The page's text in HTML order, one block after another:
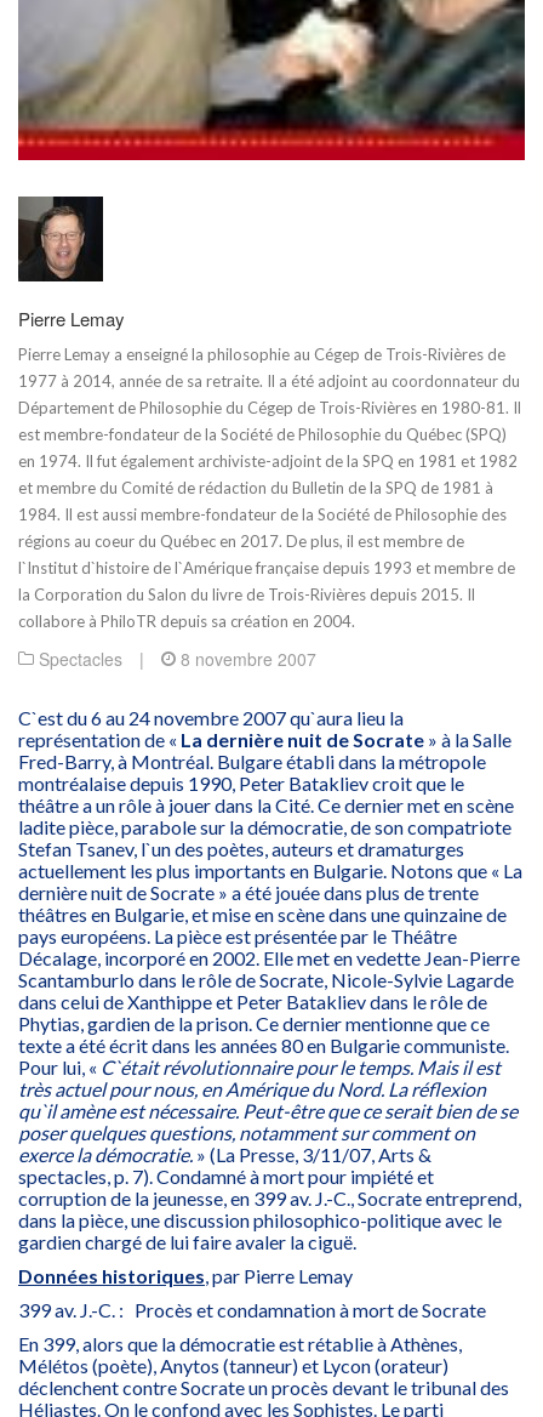
Pierre Lemay
Pierre Lemay a enseigné la philosophie au Cégep de Trois-Rivières de
1977 à 2014, année de sa retraite. Il a été adjoint au coordonnateur du
Département de Philosophie du Cégep de Trois-Rivières en 1980-81. Il
est membre-fondateur de la Société de Philosophie du Québec (SPQ)
en 1974. Il fut également archiviste-adjoint de la SPQ en 1981 et 1982
et membre du Comité de rédaction du Bulletin de la SPQ de 1981 à
1984. Il est aussi membre-fondateur de la Société de Philosophie des
régions au coeur du Québec en 2017. De plus, il est membre de
l`Institut d`histoire de l`Amérique française depuis 1993 et membre de
la Corporation du Salon du livre de Trois-Rivières depuis 2015. Il
collabore à PhiloTR depuis sa création en 2004.
Spectacles | 8 novembre 2007
C`est du 6 au 24 novembre 2007 qu`aura lieu la
représentation de « La dernière nuit de Socrate » à la Salle
Fred-Barry, à Montréal. Bulgare établi dans la métropole
montréalaise depuis 1990, Peter Batakliev croit que le
théâtre a un rôle à jouer dans la Cité. Ce dernier met en scène
ladite pièce, parabole sur la démocratie, de son compatriote
Stefan Tsanev, l`un des poètes, auteurs et dramaturges
actuellement les plus importants en Bulgarie. Notons que « La
dernière nuit de Socrate » a été jouée dans plus de trente
théâtres en Bulgarie, et mise en scène dans une quinzaine de
pays européens. La pièce est présentée par le Théâtre
Décalage, incorporé en 2002. Elle met en vedette Jean-Pierre
Scantamburlo dans le rôle de Socrate, Nicole-Sylvie Lagarde
dans celui de Xanthippe et Peter Batakliev dans le rôle de
Phytias, gardien de la prison. Ce dernier mentionne que ce
texte a été écrit dans les années 80 en Bulgarie communiste.
Pour lui, « C`était révolutionnaire pour le temps. Mais il est
très actuel pour nous, en Amérique du Nord. La réflexion
qu`il amène est nécessaire. Peut-être que ce serait bien de se
poser quelques questions, notamment sur comment on
exerce la démocratie. » (La Presse, 3/11/07, Arts &
spectacles, p. 7). Condamné à mort pour impiété et
corruption de la jeunesse, en 399 av. J.-C., Socrate entreprend,
dans la pièce, une discussion philosophico-politique avec le
gardien chargé de lui faire avaler la ciguë.
Données historiques, par Pierre Lemay
399 av. J.-C. : Procès et condamnation à mort de Socrate
En 399, alors que la démocratie est rétablie à Athènes,
Mélétos (poète), Anytos (tanneur) et Lycon (orateur)
déclenchent contre Socrate un procès devant le tribunal des
Héliastes. On le confond avec les Sophistes. Le parti